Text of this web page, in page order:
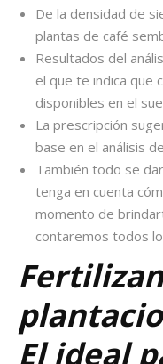
De la densidad de
plantas de café
Resultados del
el que te indica que
disponibles en el
La prescripción
base en el análisis
También todo se
tenga en cuenta
momento de
contaremos todos
El ideal